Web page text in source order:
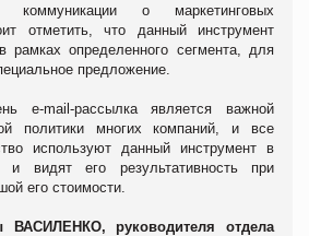
коммуникации о маркетинговых
отметить, что данный инструмент
рамках определенного сегмента, для
предложение.
е-mail-рассылка является важной
политики многих компаний, и все
используют данный инструмент в
и видят его результативность при
его стоимости.
ВАСИЛЕНКО, руководителя отдела